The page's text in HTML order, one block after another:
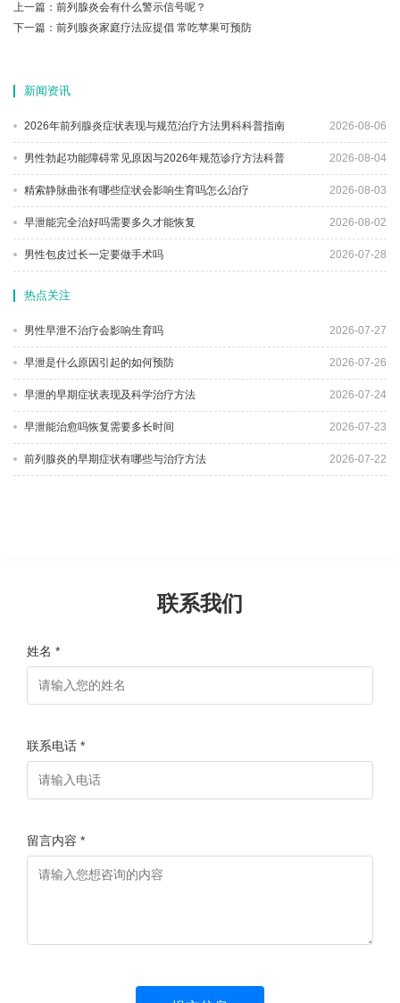
上一篇： 前列腺炎会有什么警示信号呢？
下一篇： 前列腺炎家庭疗法应提倡 常吃苹果可预防
新闻资讯
2026年前列腺炎症状表现与规范治疗方法男科科普指南 2026-08-06
男性勃起功能障碍常见原因与2026年规范诊疗方法科普 2026-08-04
精索静脉曲张有哪些症状会影响生育吗怎么治疗 2026-08-03
早泄能完全治好吗需要多久才能恢复 2026-08-02
男性包皮过长一定要做手术吗 2026-07-28
热点关注
男性早泄不治疗会影响生育吗 2026-07-27
早泄是什么原因引起的如何预防 2026-07-26
早泄的早期症状表现及科学治疗方法 2026-07-24
早泄能治愈吗恢复需要多长时间 2026-07-23
前列腺炎的早期症状有哪些与治疗方法 2026-07-22
联系我们
姓名 *
联系电话 *
留言内容 *